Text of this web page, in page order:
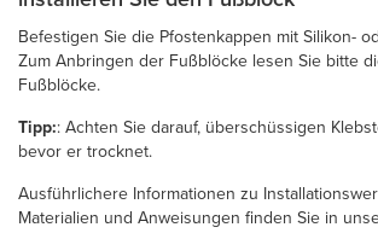
Befestigen Sie die Pfostenkappen mit Silikon-
Zum Anbringen der Fußblöcke lesen Sie bitte
Fußblöcke.
Tipp:: Achten Sie darauf, überschüssigen
bevor er trocknet.
Ausführlichere Informationen zu
Materialien und Anweisungen finden Sie in